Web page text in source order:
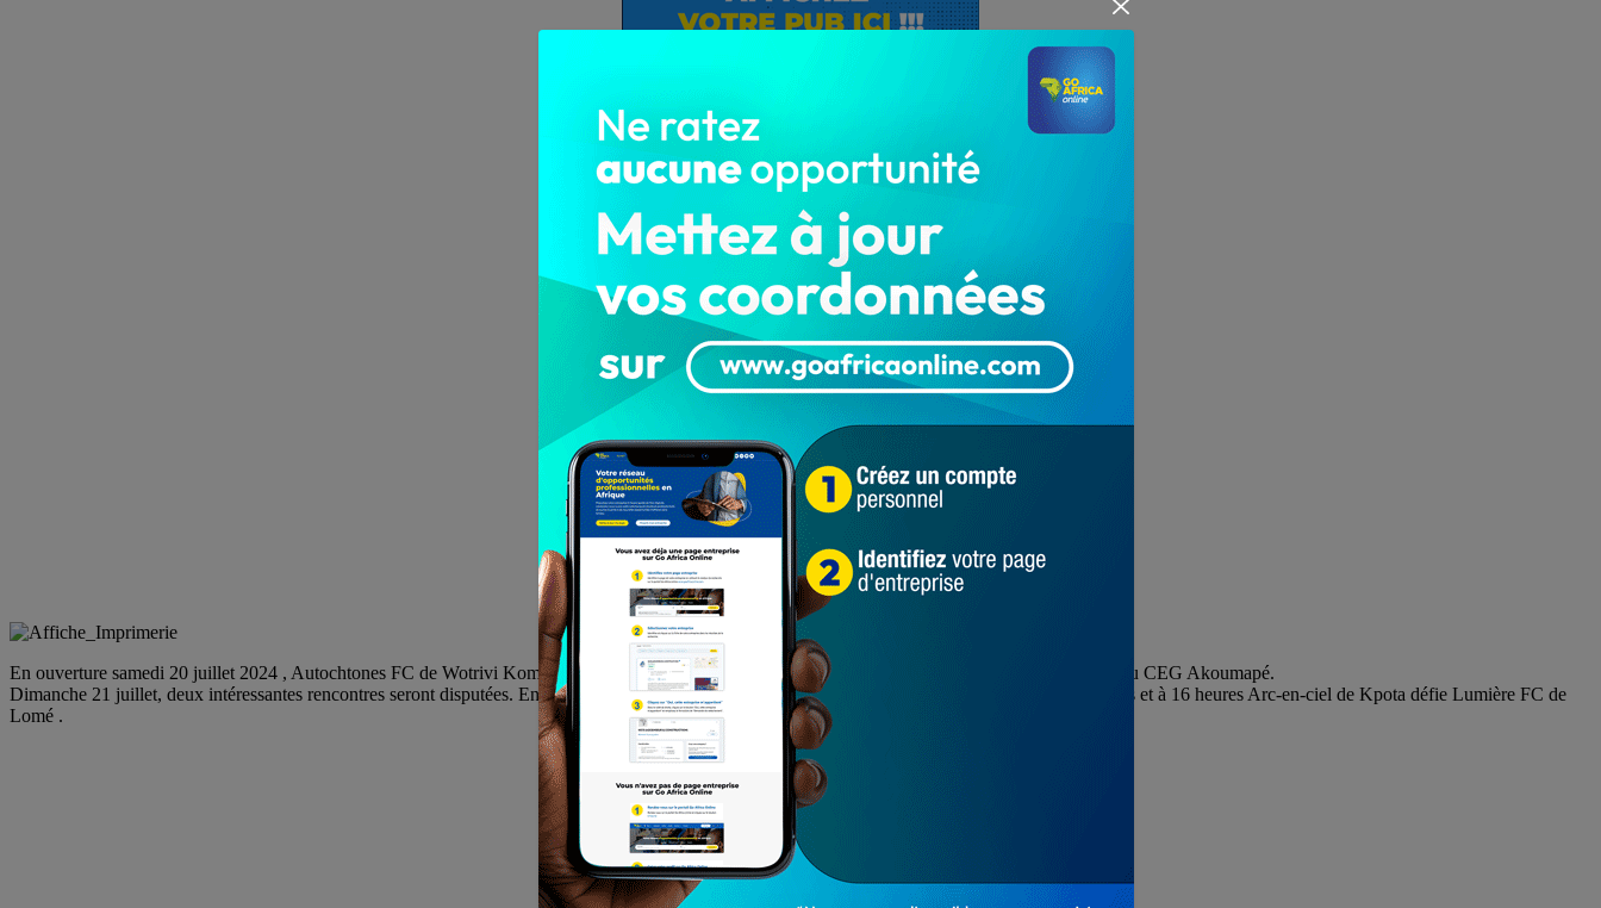
En ouverture samedi 20 juillet 2024 , Autochtones FC de Wotrivi Komé s’oppose à Zénith FC d’Aviahonou sous le coup de 15 heures sur le terrain du CEG Akoumapé.
Dimanche 21 juillet, deux intéressantes rencontres seront disputées. En premier match, l’US Avadjimé affronte Machaochi FC de Hahotoe à 14 heures et à 16 heures Arc-en-ciel de Kpota défie Lumière FC de
Lomé .